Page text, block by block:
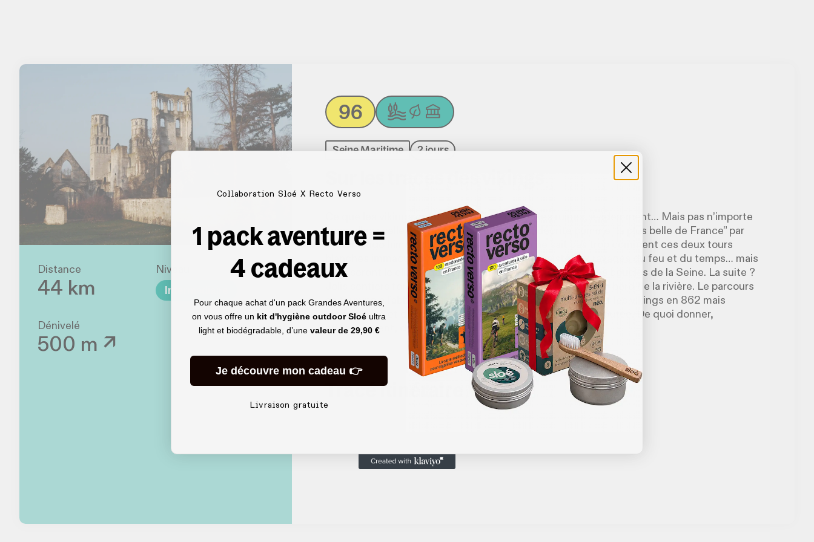
Distance
44 km
Dénivelé
500 m ↗
Niveau
Intermédiaire
96
Seine Maritime 2 jours
Ce que les vikings ont laissé derrière eux ? Des ruines, évidemment… Mais pas n’importe
lesquelles : celles de l’abbaye de Jumièges, décrite comme “la plus belle de France” par
Victor Hugo himself. Incendiées en 841, on ne sait pas trop comment ces deux tours
blanches immaculées ont miraculeusement résisté aux ravages du feu et du temps… mais
elles seront le climax de ce parcours de deux jours vers les boucles de la Seine. La suite ?
Jolis sentiers forestiers, voies vertes et nuit en camping au bord de la rivière. Le parcours
se termine à l’abbaye Saint-Wandrille, elle aussi détruite par les vikings en 862 mais
reconstruite et devenue entretemps une brasserie très réputée. De quoi donner,
effectivement, des envies de raids…
Tracé itinéraire
Collaboration Sloé X Recto Verso
1 pack aventure =
4 cadeaux
Pour chaque achat d'un pack Grandes Aventures,
on vous offre un kit d'hygiène outdoor Sloé ultra
light et biodégradable, d’une valeur de 29,90 €
Je découvre mon cadeau 👉
Livraison gratuite